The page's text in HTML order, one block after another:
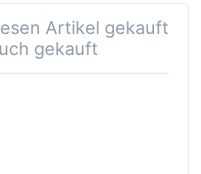
Artikel gekauft
gekauft